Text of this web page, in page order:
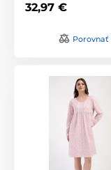
32,97 €
Porovnať